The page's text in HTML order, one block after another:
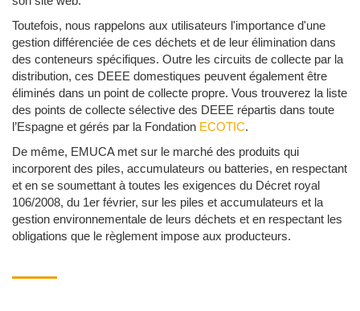
Toutefois, nous rappelons aux utilisateurs l'importance d'une
gestion différenciée de ces déchets et de leur élimination dans
des conteneurs spécifiques. Outre les circuits de collecte par la
distribution, ces DEEE domestiques peuvent également être
éliminés dans un point de collecte propre. Vous trouverez la liste
des points de collecte sélective des DEEE répartis dans toute
l’Espagne et gérés par la Fondation ECOTIC.
De même, EMUCA met sur le marché des produits qui
incorporent des piles, accumulateurs ou batteries, en respectant
et en se soumettant à toutes les exigences du Décret royal
106/2008, du 1er février, sur les piles et accumulateurs et la
gestion environnementale de leurs déchets et en respectant les
obligations que le règlement impose aux producteurs.